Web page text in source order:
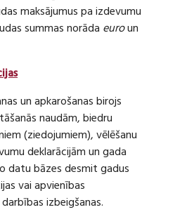
maksājumus pa izdevumu
summas norāda euroun
un apkarošanas birojs
naudām, biedru
(ziedojumiem), vēlēšanu
deklarācijām un gada
datu bāzes desmit gadus
vai apvienības
izbeigšanas.